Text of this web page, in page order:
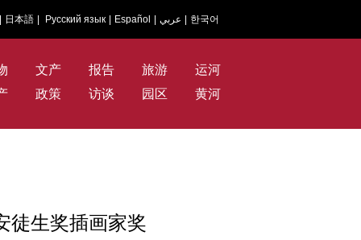
日本語 Русский язык Español عربي 한국어
文产 报告 旅游
运河
政策 访谈 园区 黄河
徒生奖插画家奖